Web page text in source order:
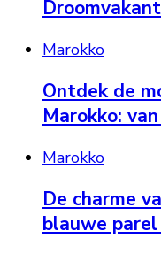
Marokko
Ontdek de
Marokko:
Marokko
De charme
blauwe